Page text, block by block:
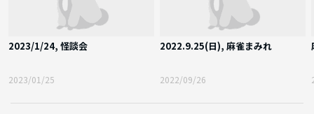
2023/1/24, 怪談会
2023/01/25
2022.9.25(日), 麻雀まみれ
2022/09/26